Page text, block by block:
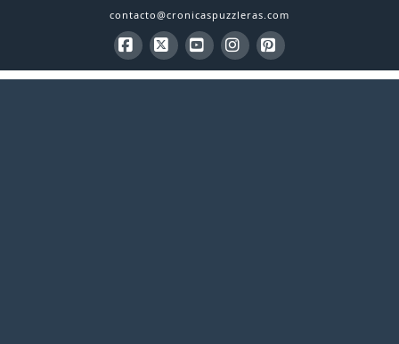
contacto@cronicaspuzzleras.com
Facebook
X YouTubeInstagram
Pinterest